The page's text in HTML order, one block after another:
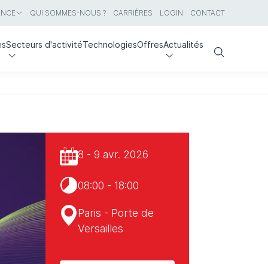
QUI SOMMES-NOUS ? CARRIÈRES LOGIN CONTACT
Secteurs d'activitéTechnologiesOffresActualités
Search
8 - 9 avr. 2026
08:00 - 18:00
Paris - Porte de
Versailles